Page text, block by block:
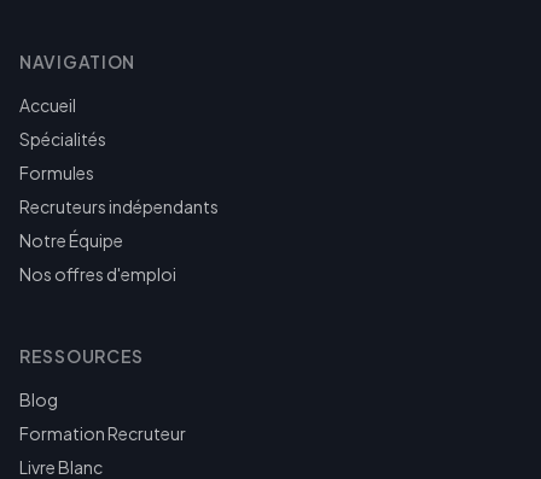
NAVIGATION
Accueil
Spécialités
Formules
Recruteurs indépendants
Notre Équipe
Nos offres d'emploi
RESSOURCES
Blog
Formation Recruteur
Livre Blanc